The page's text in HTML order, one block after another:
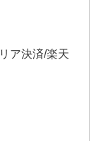
ア決済/楽天